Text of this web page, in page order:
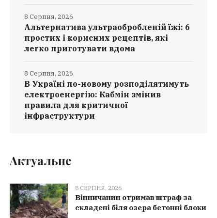
Альтернатива ультраобробленій їжі: 6
простих і корисних рецептів, які
легко приготувати вдома
8 Серпня, 2026
В Україні по-новому розподілятимуть
електроенергію: Кабмін змінив
правила для критичної
інфраструктури
8 Серпня, 2026
Актуальне
8 СЕРПНЯ, 2026
Вінничанин отримав штраф за
складені біля озера бетонні блоки